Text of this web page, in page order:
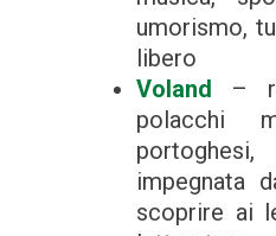
umorismo,
libero
Voland –
polacchi
impegnata
scoprire ai